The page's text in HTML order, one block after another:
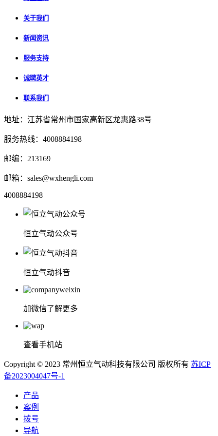
关于我们
新闻资讯
服务支持
诚聘英才
联系我们
地址：江苏省常州市国家高新区龙惠路38号
服务热线：4008884198
邮编：213169
邮箱：sales@wxhengli.com
4008884198
恒立气动公众号
恒立气动抖音
加微信了解更多
查看手机站
Copyright © 2023 常州恒立气动科技有限公司 版权所有 苏ICP
备2023004047号-1
产品
案例
拨号
导航